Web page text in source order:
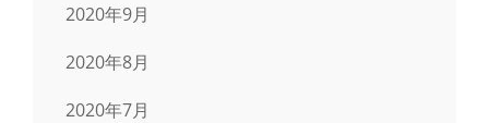
2020年9月
2020年8月
2020年7月